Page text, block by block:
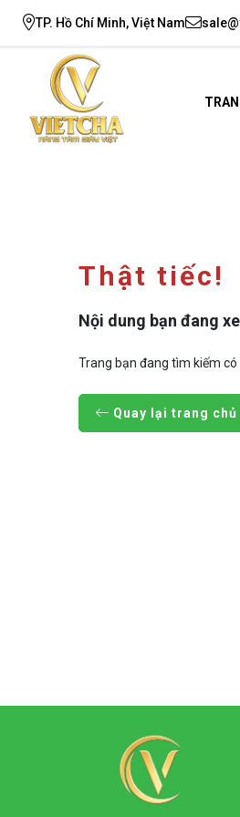
TP. Hồ Chí Minh, Việt Nam
Thật tiếc!
Nội dung bạn đang
Trang bạn đang tìm kiếm có
Quay lại trang chủ